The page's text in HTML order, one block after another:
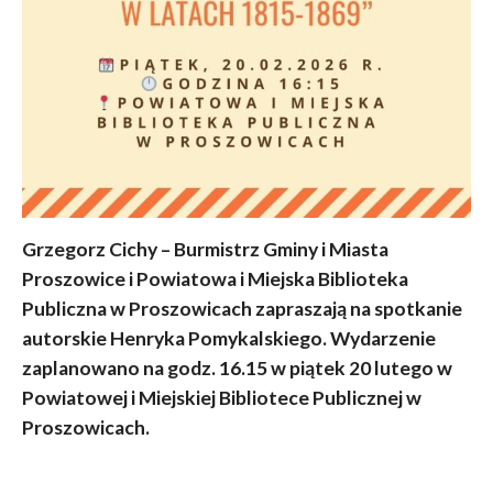
Grzegorz Cichy – Burmistrz Gminy i Miasta
Proszowice i Powiatowa i Miejska Biblioteka
Publiczna w Proszowicach zapraszają na spotkanie
autorskie Henryka Pomykalskiego. Wydarzenie
zaplanowano na godz. 16.15 w piątek 20 lutego w
Powiatowej i Miejskiej Bibliotece Publicznej w
Proszowicach.